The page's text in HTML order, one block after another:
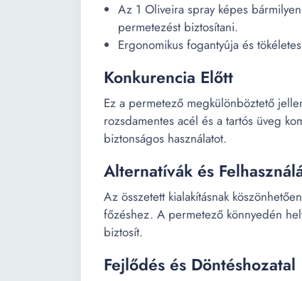
Az 1 Oliveira spray képes
permetezést biztosítani.
Ergonomikus fogantyúja és
Konkurencia Előtt
Ez a permetező megkülönböztető
rozsdamentes acél és a tartós üveg
biztonságos használatot.
Alternatívák és
Az összetett kialakításnak
főzéshez. A permetező könnyedén
biztosít.
Fejlődés és Döntéshozatal